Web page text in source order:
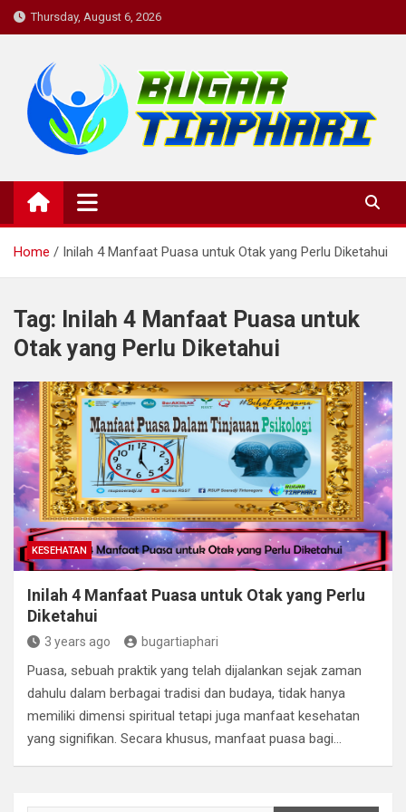
Skip
to
Thursday, August 6, 2026
BugarTiapHari: Rutinitas
Harian untuk Tubuh Bugar dan
Pikiran yang Sehat.
bugartiaphari, medis, dokter, penyakit, komunitas kesehatan,
informasi kesehatan, konsultasi kesehatan , diskusi kesehatan,
kesehatan, komunitas
Home
Inilah 4 Manfaat Puasa untuk Otak yang Perlu Diketahui
Tag: Inilah 4 Manfaat Puasa untuk
Otak yang Perlu Diketahui
KESEHATAN
Inilah 4 Manfaat Puasa untuk Otak yang Perlu
Diketahui
3 years ago bugartiaphari
Puasa, sebuah praktik yang telah dijalankan sejak zaman
dahulu dalam berbagai tradisi dan budaya, tidak hanya
memiliki dimensi spiritual tetapi juga manfaat kesehatan
yang signifikan. Secara khusus, manfaat puasa bagi…